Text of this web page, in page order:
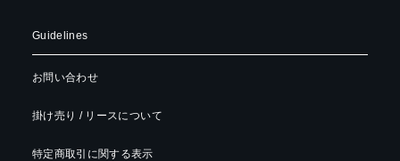
Guidelines
お問い合わせ
掛け売り / リースについて
特定商取引に関する表示